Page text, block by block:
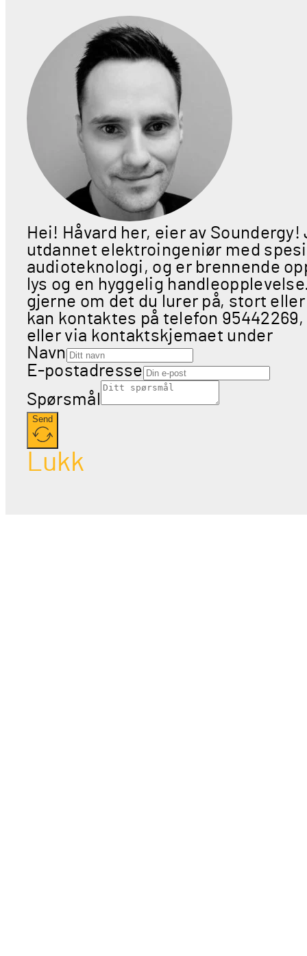
Hei! Håvard her, eier av Soundergy!
utdannet elektroingeniør med
audioteknologi, og er brennende
lys og en hyggelig
gjerne om det du lurer på, stort
kan kontaktes på telefon
eller via kontaktskjemaet under
Navn
E-postadresse
Spørsmål
Send
Lukk